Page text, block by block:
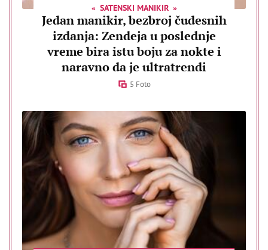
SATENSKI MANIKIR
Jedan manikir, bezbroj čudesnih
izdanja: Zendeja u poslednje
vreme bira istu boju za nokte i
naravno da je ultratrendi
5 Foto